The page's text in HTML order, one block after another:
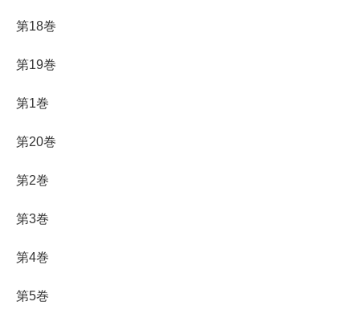
第18巻
第19巻
第1巻
第20巻
第2巻
第3巻
第4巻
第5巻